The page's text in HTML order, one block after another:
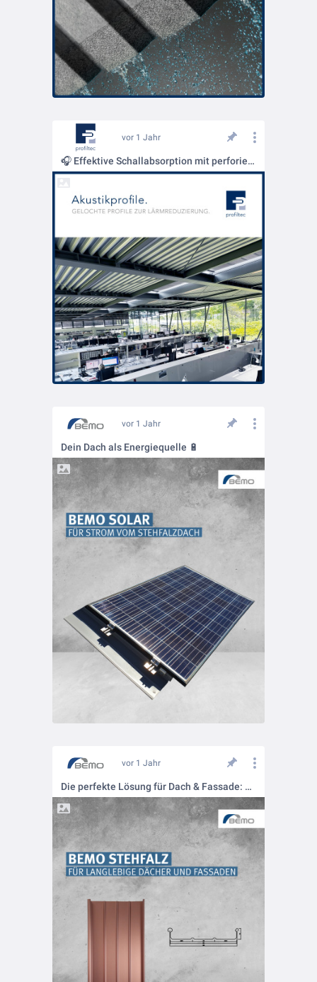
vor 1 Jahr
🎧 Effektive Schallabsorption mit perforierten Dachtragschalen
vor 1 Jahr
Dein Dach als Energiequelle 🔋
vor 1 Jahr
Die perfekte Lösung für Dach & Fassade: Stehfalzprofile von BEMO